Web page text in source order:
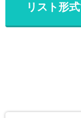
リスト形